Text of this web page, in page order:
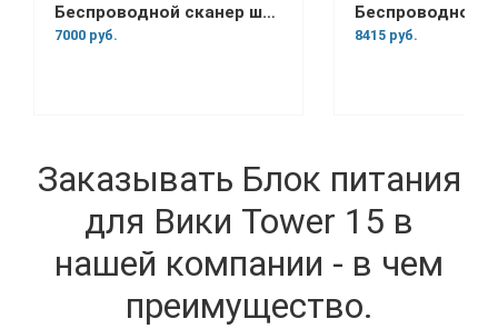
Беспроводной сканер штрих-кода Space Lite BT
7000 руб. 8415 руб.
Заказывать Блок питания
для Вики Tower 15 в
нашей компании - в чем
преимущество.